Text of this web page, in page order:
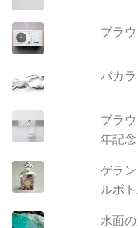
ブラ
バカ
ブラ
年記
ゲラ
ルボ
水面